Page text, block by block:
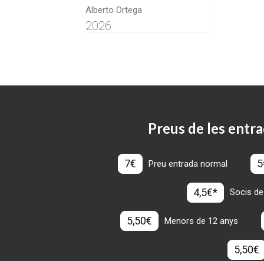
Alberto Ortega
2026
Preus de les
7€ Preu entrada normal
4,5€* Socis
5,50€ Menors de 12 anys
5,50€